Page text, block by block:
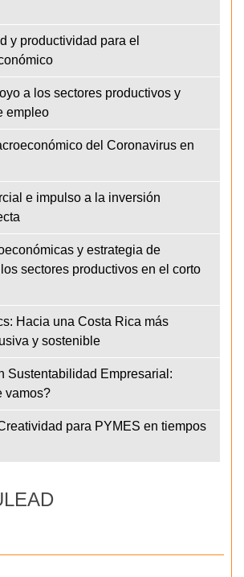
y productividad para el
a los sectores productivos y
empleo
del Coronavirus en
e impulso a la inversión
y estrategia de
sectores productivos en el corto
Hacia una Costa Rica más
y sostenible
Sustentabilidad Empresarial:
vamos?
para PYMES en tiempos